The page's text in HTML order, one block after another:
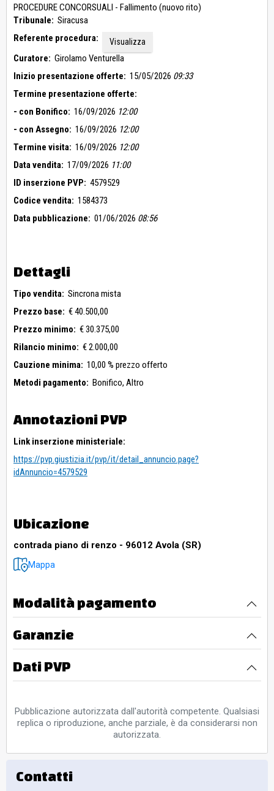
PROCEDURE CONCORSUALI - Fallimento (nuovo rito)
Tribunale: Siracusa
Referente procedura:
Visualizza
Curatore: Girolamo Venturella
Inizio presentazione offerte: 15/05/2026 09:33
Termine presentazione offerte:
- con Bonifico: 16/09/2026 12:00
- con Assegno: 16/09/2026 12:00
Termine visita: 16/09/2026 12:00
Data vendita: 17/09/2026 11:00
ID inserzione PVP: 4579529
Codice vendita: 1584373
Data pubblicazione: 01/06/2026 08:56
Dettagli
Tipo vendita: Sincrona mista
Prezzo base: € 40.500,00
Prezzo minimo: € 30.375,00
Rilancio minimo: € 2.000,00
Cauzione minima: 10,00 % prezzo offerto
Metodi pagamento: Bonifico, Altro
Annotazioni PVP
Link inserzione ministeriale:
https://pvp.giustizia.it/pvp/it/detail_annuncio.page?
idAnnuncio=4579529
Ubicazione
contrada piano di renzo - 96012 Avola (SR)
Mappa
Modalità pagamento
Garanzie
Dati PVP
Pubblicazione autorizzata dall'autorità competente. Qualsiasi
replica o riproduzione, anche parziale, è da considerarsi non
autorizzata.
Contatti